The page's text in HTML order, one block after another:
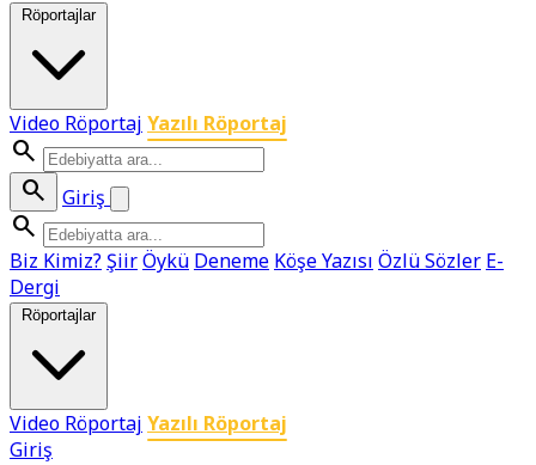
Röportajlar
Video Röportaj Yazılı Röportaj
search
search
Giriş
search
Biz Kimiz? ŞiirÖykü Deneme Köşe Yazısı Özlü Sözler E-
Dergi
Röportajlar
Video Röportaj Yazılı Röportaj
Giriş